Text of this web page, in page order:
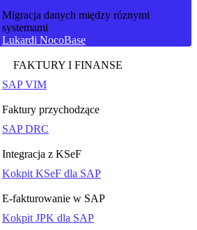
Migracja danych między róznymi
systemami
Lukardi NocoBase
FAKTURY I FINANSE
SAP VIM
Faktury przychodzące
SAP DRC
Integracja z KSeF
Kokpit KSeF dla SAP
E-fakturowanie w SAP
Kokpit JPK dla SAP